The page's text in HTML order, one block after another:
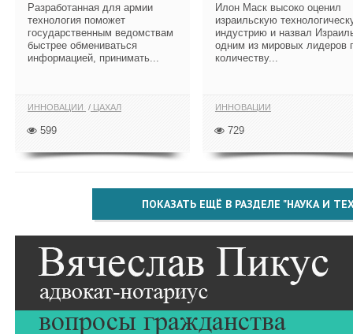
Разработанная для армии
технология поможет
государственным ведомствам
быстрее обмениваться
информацией, принимать...
ИННОВАЦИИ ЦАХАЛ
599
Илон Маск высоко оценил
израильскую
индустрию и назвал
одним из мировых лидеров
количеству...
ИННОВАЦИИ
729
ПОКАЗАТЬ ЕЩЁ В РАЗДЕЛЕ "НАУКА И